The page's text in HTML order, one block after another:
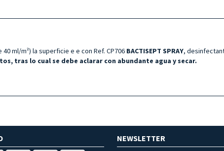
ml/m²) la superficie e e con Ref. CP706 BACTISEPT SPRAY,
tras lo cual se debe aclarar con abundante agua y secar.
NEWSLETTER